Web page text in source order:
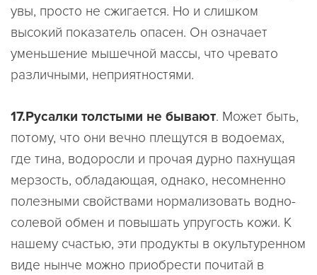
увы, просто не сжигается. Но и слишком
высокий показатель опасен. Он означает
уменьшение мышечной массы, что чревато
различными, неприятностями.
17.Русалки толстыми не бывают. Может быть,
потому, что они вечно плещутся в водоемах,
где тина, водоросли и прочая дурно пахнущая
мерзость, обладающая, однако, несомненно
полезными свойствами нормализовать водно-
солевой обмен и повышать упругость кожи. К
нашему счастью, эти продукты в окультуренном
виде нынче можно приобрести почитай в